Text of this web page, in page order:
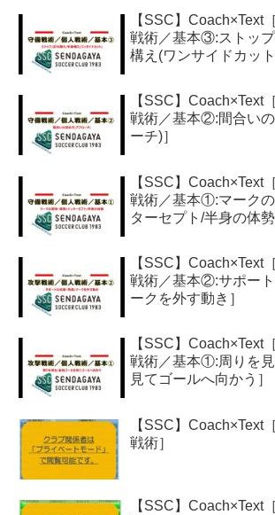
【SSC】Coach×Text
戦術／基本③:ストッ
構え(ワンサイドカット
【SSC】Coach×Text
戦術／基本②:間合い
ーチ)］
【SSC】Coach×Text
戦術／基本①:マーク
ターセプト/半身の体勢
【SSC】Coach×Text
戦術／基本②:サポー
ークを外す動き］
【SSC】Coach×Text
戦術／基本①:周りを
見てゴールへ向かう］
【SSC】Coach×Text
戦術］
【SSC】Coach×Text